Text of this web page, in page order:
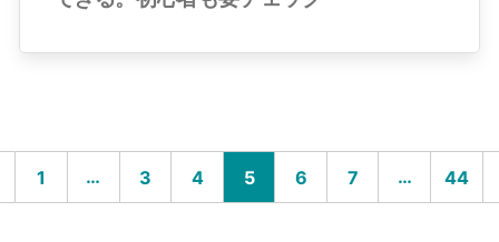
1 … 3 4 5 6 7 … 44